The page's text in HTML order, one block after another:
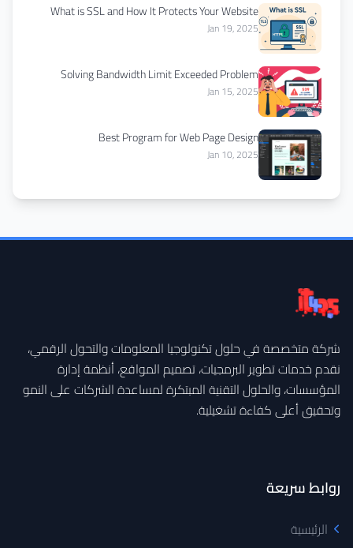
What is SSL and How It Protects Your Website
Jan 19, 2025
Solving Bandwidth Limit Exceeded Problem
Jan 15, 2025
Best Program for Web Page Design
Jan 10, 2025
شركة متخصصة في حلول تكنولوجيا المعلومات والتحول الرقمي،
نقدم خدمات تطوير البرمجيات، تصميم المواقع، أنظمة إدارة
المؤسسات، والحلول التقنية المبتكرة لمساعدة الشركات على النمو
وتحقيق أعلى كفاءة تشغيلية.
روابط سريعة
الرئيسية